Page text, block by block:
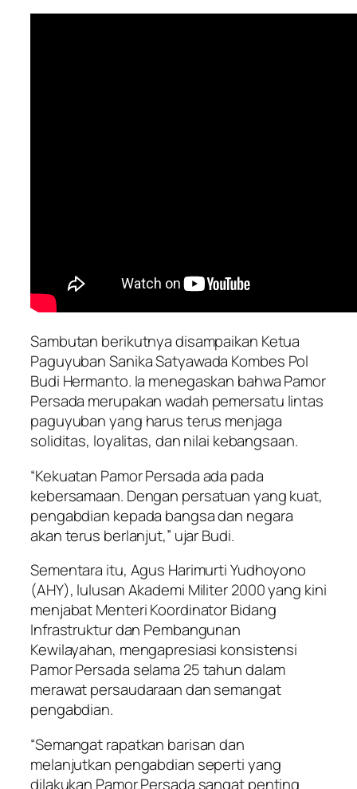
Sambutan berikutnya disampaikan Ketua
Paguyuban Sanika Satyawada Kombes Pol
Budi Hermanto. Ia menegaskan bahwa Pamor
Persada merupakan wadah pemersatu lintas
paguyuban yang harus terus menjaga
soliditas, loyalitas, dan nilai kebangsaan.
“Kekuatan Pamor Persada ada pada
kebersamaan. Dengan persatuan yang kuat,
pengabdian kepada bangsa dan negara
akan terus berlanjut,” ujar Budi.
Sementara itu, Agus Harimurti Yudhoyono
(AHY), lulusan Akademi Militer 2000 yang kini
menjabat Menteri Koordinator Bidang
Infrastruktur dan Pembangunan
Kewilayahan, mengapresiasi konsistensi
Pamor Persada selama 25 tahun dalam
merawat persaudaraan dan semangat
pengabdian.
“Semangat rapatkan barisan dan
melanjutkan pengabdian seperti yang
dilakukan Pamor Persada sangat penting